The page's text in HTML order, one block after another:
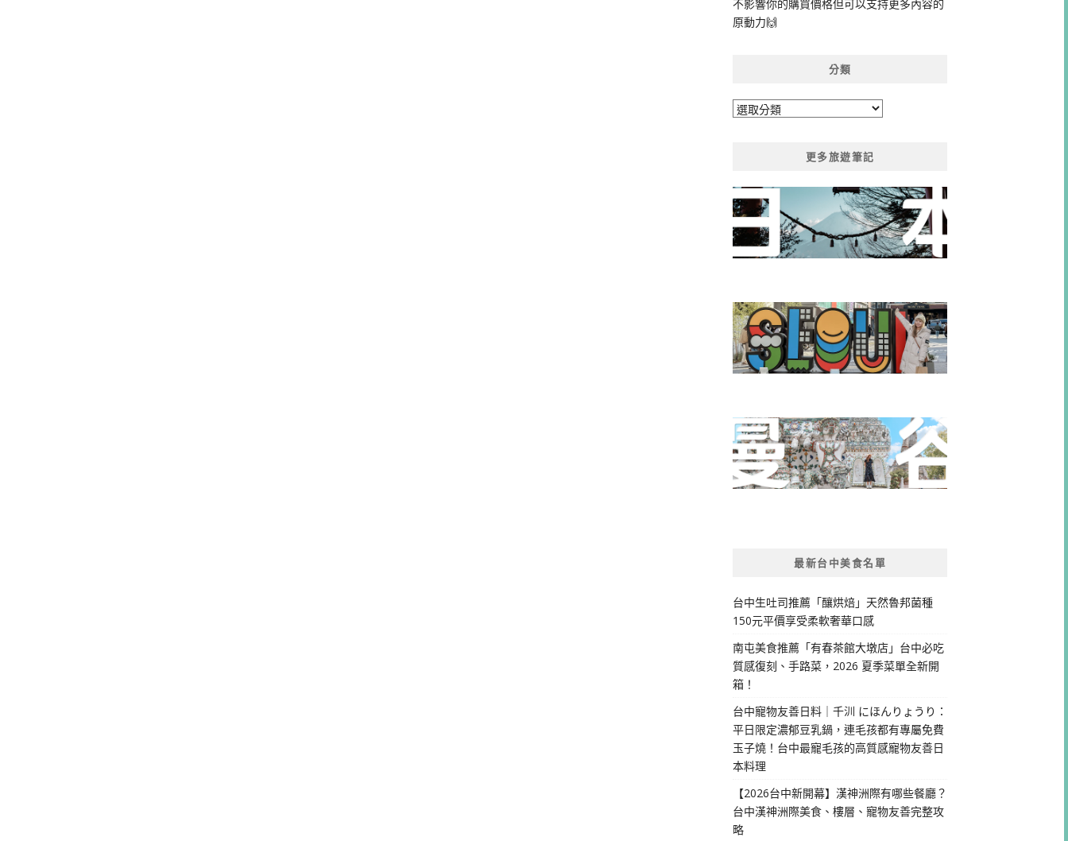
不影響你的購買價格但可以支持更多內容的
原動力🙌
分類
分
更多旅遊筆記
最新台中美食名單
台中生吐司推薦「釀烘焙」天然魯邦菌種
150元平價享受柔軟奢華口感
南屯美食推薦「有春茶館大墩店」台中必吃
質感復刻、手路菜，2026 夏季菜單全新開
箱！
台中寵物友善日料｜千汌 にほんりょうり：
平日限定濃郁豆乳鍋，連毛孩都有專屬免費
玉子燒！台中最寵毛孩的高質感寵物友善日
本料理
【2026台中新開幕】漢神洲際有哪些餐廳？
台中漢神洲際美食、樓層、寵物友善完整攻
略